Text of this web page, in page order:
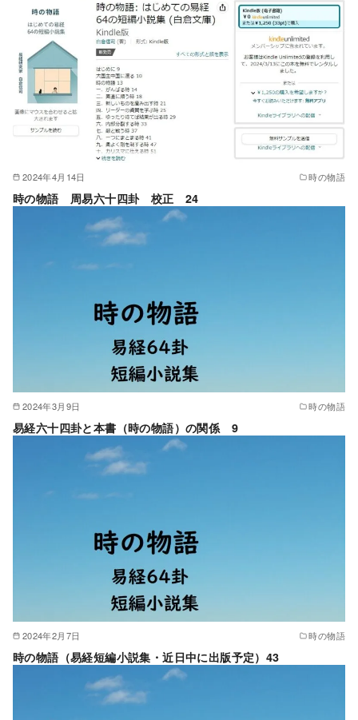
2024年4月14日 時の物語
時の物語 周易六十四卦 校正 24
2024年3月9日 時の物語
易経六十四卦と本書（時の物語）の関係 9
2024年2月7日 時の物語
時の物語（易経短編小説集・近日中に出版予定）43